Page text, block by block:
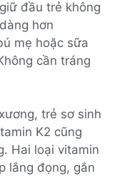
đầu trẻ không
hơn
mẹ hoặc sữa
cần tráng
trẻ sơ sinh
K2 cũng
Hai loại vitamin
lắng đọng, gắn